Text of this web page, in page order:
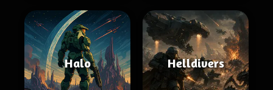
Halo Helldivers